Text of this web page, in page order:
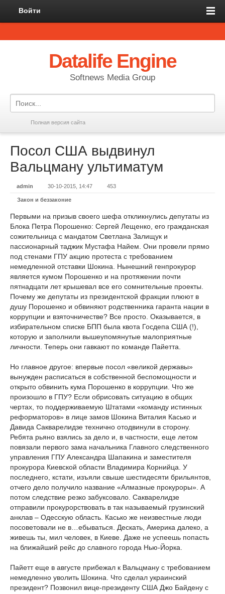
Войти
Datalife Engine
Softnews Media Group
Полная версия сайта
Посол США выдвинул
Вальцману ультиматум
admin 30-10-2015, 14:47 453
Закон и беззаконие
Первыми на призыв своего шефа откликнулись депутаты из
Блока Петра Порошенко: Сергей Лещенко, его гражданская
сожительница с мандатом Светлана Залищук и
пассионарный таджик Мустафа Найем. Они провели прямо
под стенами ГПУ акцию протеста с требованием
немедленной отставки Шокина. Нынешний генпрокурор
является кумом Порошенко и на протяжении почти
пятнадцати лет крышевал все его сомнительные проекты.
Почему же депутаты из президентской фракции плюют в
душу Порошенко и обвиняют родственника гаранта нации в
коррупции и взяточничестве? Все просто. Оказывается, в
избирательном списке БПП была квота Госдепа США (!),
которую и заполнили вышеупомянутые малоприятные
личности. Теперь они гавкают по команде Пайетта.
Но главное другое: впервые посол «великой державы»
вынужден расписаться в собственной беспомощности и
открыто обвинить кума Порошенко в коррупции. Что же
произошло в ГПУ? Если обрисовать ситуацию в общих
чертах, то поддерживаемую Штатами «команду истинных
реформаторов» в лице замов Шокина Виталия Касько и
Давида Сакварелидзе технично отодвинули в сторону.
Ребята рьяно взялись за дело и, в частности, еще летом
повязали первого зама начальника Главного следственного
управления ГПУ Александра Шапакина и заместителя
прокурора Киевской области Владимира Корнийца. У
последнего, кстати, изъяли свыше шестидесяти брильянтов,
отчего дело получило название «Алмазные прокуроры». А
потом следствие резко забуксовало. Сакварелидзе
отправили прокурорствовать в так называемый грузинский
анклав – Одесскую область. Касько же неизвестные люди
посоветовали не в…ебываться. Дескать, Америка далеко, а
живешь ты, мил человек, в Киеве. Даже не успеешь попасть
на ближайший рейс до славного города Нью-Йорка.
Пайетт еще в августе прибежал к Вальцману с требованием
немедленно уволить Шокина. Что сделал украинский
президент? Позвонил вице-президенту США Джо Байдену с